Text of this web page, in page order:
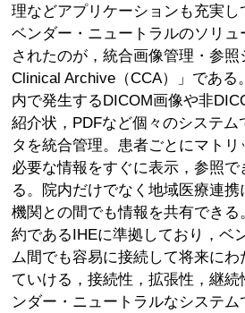
理などアプリケーションも充実し
ベンダー・ニュートラルのソリ
されたのが，統合画像管理・参
Clinical Archive（CCA）」である
内で発生するDICOM画像や非
紹介状，PDFなど個々のシステム
タを統合管理。患者ごとにマトリ
必要な情報をすぐに表示，参照
る。院内だけでなく地域医療連
機関との間でも情報を共有できる
約であるIHEに準拠しており，ベ
ム間でも容易に接続して将来に
ていける，接続性，拡張性，継
ンダー・ニュートラルなシステム